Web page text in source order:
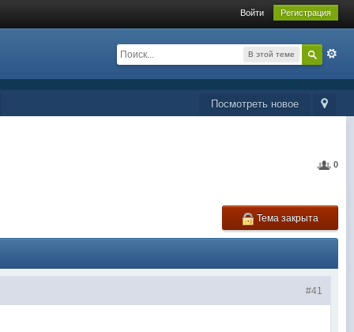
Войти Регистрация
В этой теме
Посмотреть новое
0
Тема закрыта
#41